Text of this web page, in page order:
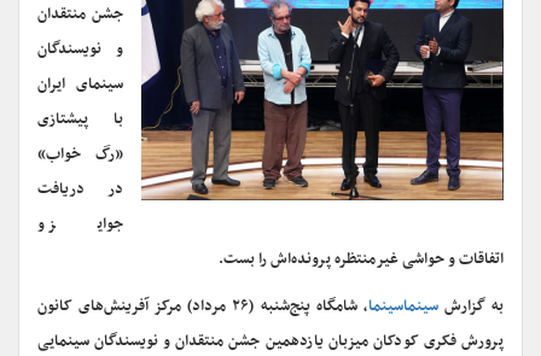
جشن منتقدان
و نویسندگان
سینمای ایران
با پیشتازی
«رگ خواب»
در دریافت
جوایز و
اتفاقات و حواشی غیرمنتظره پرونده‌اش را بست.
به گزارشسینماسینما
، شامگاه پنج‌شنبه (۲۶ مرداد) مرکز آفرینش‌های کانون
پرورش فکری کودکان میزبان یازدهمین جشن منتقدان و نویسندگان سینمایی